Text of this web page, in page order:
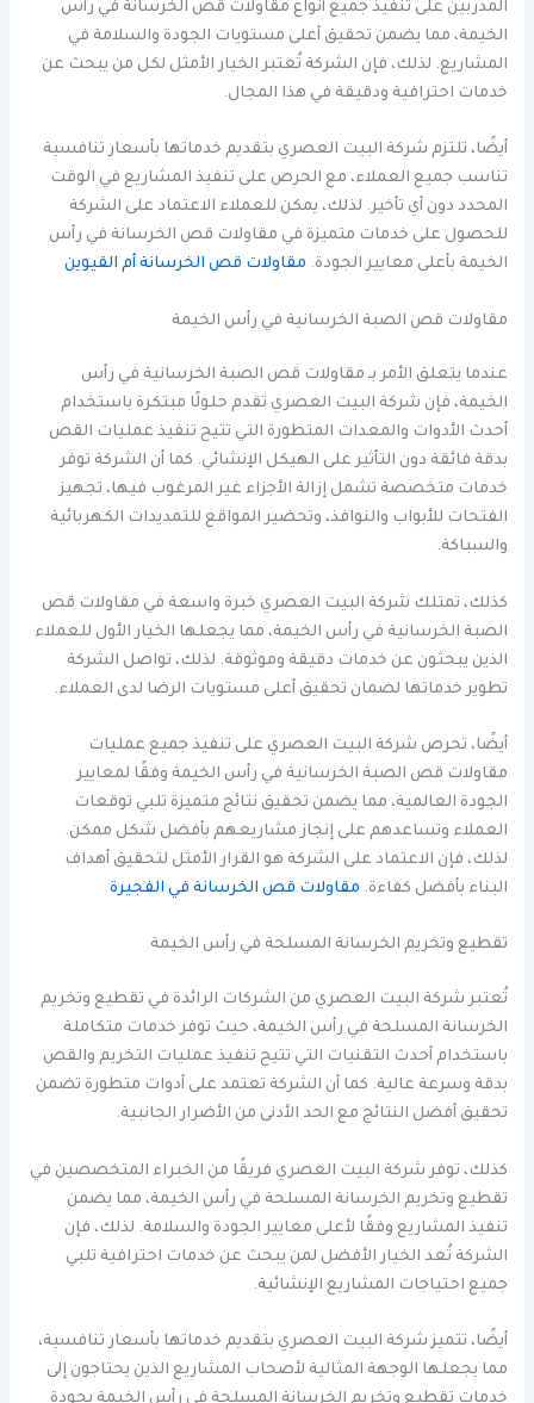
المدربين على تنفيذ جميع أنواع مقاولات قص الخرسانة في رأس
الخيمة، مما يضمن تحقيق أعلى مستويات الجودة والسلامة في
المشاريع. لذلك، فإن الشركة تُعتبر الخيار الأمثل لكل من يبحث عن
خدمات احترافية ودقيقة في هذا المجال.
أيضًا، تلتزم شركة البيت العصري بتقديم خدماتها بأسعار تنافسية
تناسب جميع العملاء، مع الحرص على تنفيذ المشاريع في الوقت
المحدد دون أي تأخير. لذلك، يمكن للعملاء الاعتماد على الشركة
للحصول على خدمات متميزة في مقاولات قص الخرسانة في رأس
الخيمة بأعلى معايير الجودة. مقاولات قص الخرسانة أم القيوين
مقاولات قص الصبة الخرسانية في رأس الخيمة
عندما يتعلق الأمر بـ مقاولات قص الصبة الخرسانية في رأس
الخيمة، فإن شركة البيت العصري تقدم حلولًا مبتكرة باستخدام
أحدث الأدوات والمعدات المتطورة التي تتيح تنفيذ عمليات القص
بدقة فائقة دون التأثير على الهيكل الإنشائي. كما أن الشركة توفر
خدمات متخصصة تشمل إزالة الأجزاء غير المرغوب فيها، تجهيز
الفتحات للأبواب والنوافذ، وتحضير المواقع للتمديدات الكهربائية
والسباكة.
كذلك، تمتلك شركة البيت العصري خبرة واسعة في مقاولات قص
الصبة الخرسانية في رأس الخيمة، مما يجعلها الخيار الأول للعملاء
الذين يبحثون عن خدمات دقيقة وموثوقة. لذلك، تواصل الشركة
تطوير خدماتها لضمان تحقيق أعلى مستويات الرضا لدى العملاء.
أيضًا، تحرص شركة البيت العصري على تنفيذ جميع عمليات
مقاولات قص الصبة الخرسانية في رأس الخيمة وفقًا لمعايير
الجودة العالمية، مما يضمن تحقيق نتائج متميزة تلبي توقعات
العملاء وتساعدهم على إنجاز مشاريعهم بأفضل شكل ممكن.
لذلك، فإن الاعتماد على الشركة هو القرار الأمثل لتحقيق أهداف
البناء بأفضل كفاءة. مقاولات قص الخرسانة في الفجيرة
تقطيع وتخريم الخرسانة المسلحة في رأس الخيمة
تُعتبر شركة البيت العصري من الشركات الرائدة في تقطيع وتخريم
الخرسانة المسلحة في رأس الخيمة، حيث توفر خدمات متكاملة
باستخدام أحدث التقنيات التي تتيح تنفيذ عمليات التخريم والقص
بدقة وسرعة عالية. كما أن الشركة تعتمد على أدوات متطورة تضمن
تحقيق أفضل النتائج مع الحد الأدنى من الأضرار الجانبية.
كذلك، توفر شركة البيت العصري فريقًا من الخبراء المتخصصين في
تقطيع وتخريم الخرسانة المسلحة في رأس الخيمة، مما يضمن
تنفيذ المشاريع وفقًا لأعلى معايير الجودة والسلامة. لذلك، فإن
الشركة تُعد الخيار الأفضل لمن يبحث عن خدمات احترافية تلبي
جميع احتياجات المشاريع الإنشائية.
أيضًا، تتميز شركة البيت العصري بتقديم خدماتها بأسعار تنافسية،
مما يجعلها الوجهة المثالية لأصحاب المشاريع الذين يحتاجون إلى
خدمات تقطيع وتخريم الخرسانة المسلحة في رأس الخيمة بجودة